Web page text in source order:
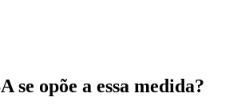
se opõe a essa medida?